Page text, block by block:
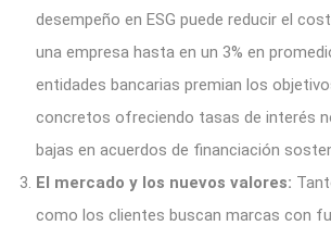
desempeño en ESG puede reducir el
una empresa hasta en un 3% en
entidades bancarias premian los
concretos ofreciendo tasas de interés
bajas en acuerdos de financiación
El mercado y los nuevos valores:
como los clientes buscan marcas con